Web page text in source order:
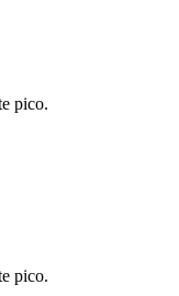
pico.
pico.